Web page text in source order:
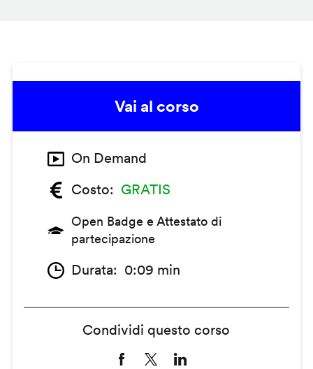
Vai al corso
On Demand
Costo
GRATIS
Open Badge e Attestato di
partecipazione
Durata 0:09 min
Condividi questo corso